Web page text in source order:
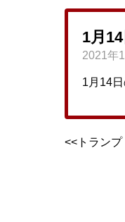
1月
2021年
1月14
<<トラン